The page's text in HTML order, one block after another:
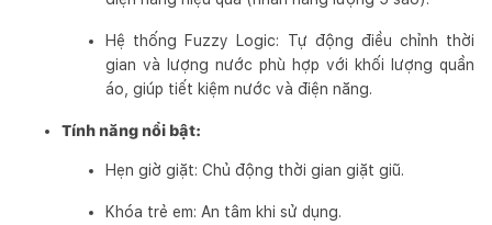
Hệ thống Fuzzy Logic: Tự động điều chỉnh thời
gian và lượng nước phù hợp với khối lượng quần
áo, giúp tiết kiệm nước và điện năng.
Tính năng nổi bật:
Hẹn giờ giặt: Chủ động thời gian giặt giũ.
Khóa trẻ em: An tâm khi sử dụng.